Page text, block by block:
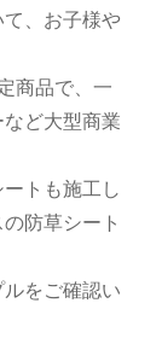
、お子様や
商品で、一
ど大型商業
トも施工し
防草シート
をご確認い